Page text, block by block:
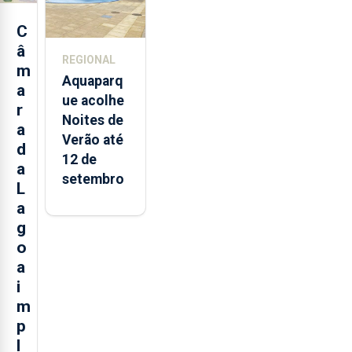
C
â
m
a
r
a
d
a
L
a
g
o
a
i
m
p
l
2025 nos
Açores
REGIONAL
Aquaparq
ue acolhe
Noites de
Verão até
12 de
setembro